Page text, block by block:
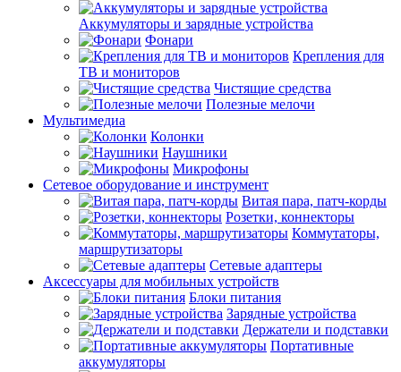
Аккумуляторы и зарядные устройства
Фонари
Крепления для
ТВ и мониторов
Чистящие средства
Полезные мелочи
Мультимедиа
Колонки
Наушники
Микрофоны
Сетевое оборудование и инструмент
Витая пара, патч-корды
Розетки, коннекторы
Коммутаторы,
маршрутизаторы
Сетевые адаптеры
Аксессуары для мобильных устройств
Блоки питания
Зарядные устройства
Держатели и подставки
Портативные
аккумуляторы